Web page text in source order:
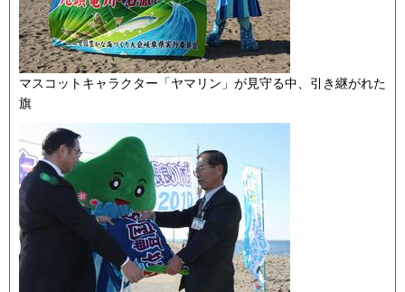
マスコットキャラクター「ヤマリン」が見守る中、引き継がれた
旗